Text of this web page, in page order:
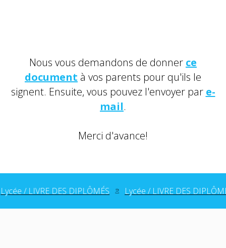
Nous vous demandons de donner ce
document à vos parents pour qu'ils le
signent. Ensuite, vous pouvez l'envoyer par e-
mail.
Merci d'avance!
/ LIVRE DES DIPLÔMÉS Lycée / LIVRE DES DIPLÔMÉS